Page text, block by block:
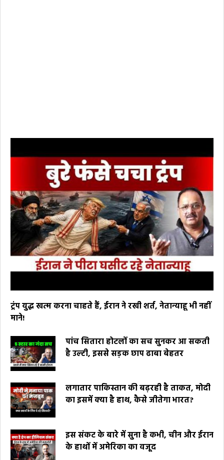
ट्रंप युद्ध खत्म करना चाहते हैं, ईरान ने रखी शर्त, नेतान्याहू भी नहीं
माने!
पांच सितारा होटलों का सच सुनकर आ सकती
है उल्टी, इससे सड़क छाप ढाबा बेहतर
लगातार पाकिस्तान की बढ़रही है ताकत, मोदी
का इसमें क्या है हाथ, कैसे जीतेगा भारत?
इस संकट के बारे में सुना है कभी, चीन और ईरान
के हाथों में अमेरिका का वजूद